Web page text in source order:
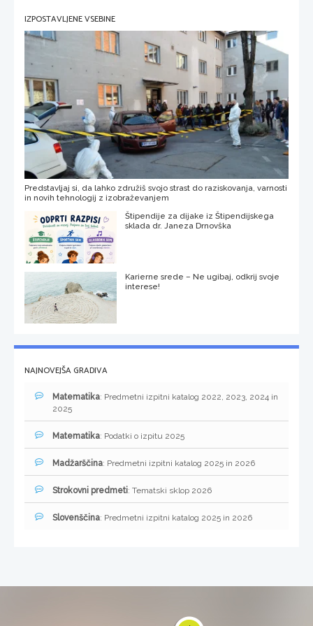
IZPOSTAVLJENE VSEBINE
Predstavljaj si, da lahko združiš svojo strast do raziskovanja, varnosti
in novih tehnologij z izobraževanjem
Štipendije za dijake iz Štipendijskega
sklada dr. Janeza Drnovška
Karierne srede – Ne ugibaj, odkrij svoje
interese!
NAJNOVEJŠA GRADIVA
Matematika: Predmetni izpitni katalog 2022, 2023, 2024 in
2025
Matematika: Podatki o izpitu 2025
Madžarščina: Predmetni izpitni katalog 2025 in 2026
Strokovni predmeti: Tematski sklop 2026
Slovenščina: Predmetni izpitni katalog 2025 in 2026